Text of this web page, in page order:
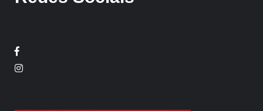
Facebook
Twitter